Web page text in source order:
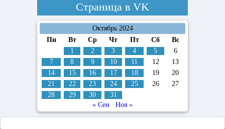
Страница в VK
Октябрь 2024
Пн
Вт Ср Чт Пт Сб
Вс
1
2 3 4 5
6
7
8 9 10 11 12
13
14
15 16 17 18 19
20
21
22 23 24 25 26
27
28
29 30
31
« Сен
Ноя »